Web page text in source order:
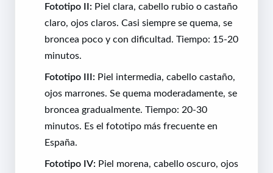
Fototipo II: Piel clara, cabello rubio o castaño
claro, ojos claros. Casi siempre se quema, se
broncea poco y con dificultad. Tiempo: 15-20
minutos.
Fototipo III: Piel intermedia, cabello castaño,
ojos marrones. Se quema moderadamente, se
broncea gradualmente. Tiempo: 20-30
minutos. Es el fototipo más frecuente en
España.
Fototipo IV: Piel morena, cabello oscuro, ojos